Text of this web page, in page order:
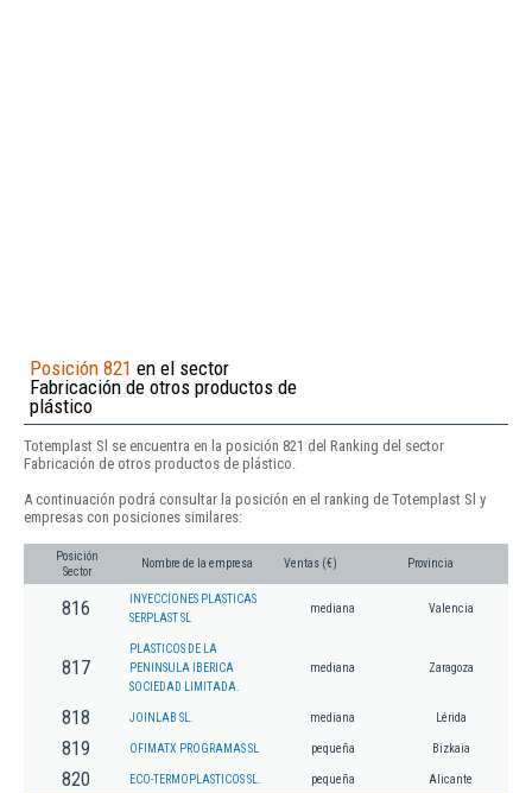
Posición 821 en el sector
Fabricación de otros productos de
plástico
Totemplast Sl se encuentra en la posición 821 del Ranking del sector
Fabricación de otros productos de plástico.
A continuación podrá consultar la posición en el ranking de Totemplast Sl y
empresas con posiciones similares:
Posición
Sector
Nombre de la empresa Ventas (€) Provincia
816
INYECCIONES PLASTICAS
SERPLAST SL
mediana Valencia
817
PLASTICOS DE LA
PENINSULA IBERICA
SOCIEDAD LIMITADA.
mediana Zaragoza
818 JOINLAB SL. mediana Lérida
819 OFIMATX PROGRAMAS SL pequeña Bizkaia
820 ECO-TERMOPLASTICOS SL. pequeña Alicante